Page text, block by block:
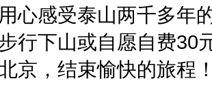
心感受泰山两千多年
行下山或自愿自费30
京，结束愉快的旅程